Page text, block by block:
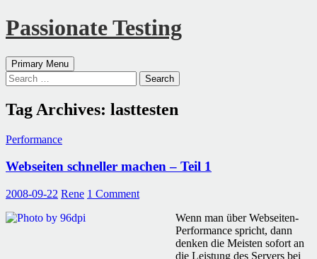
Passionate Testing
Search
Primary Menu Skip
to
content
Search
for:
Tag Archives: lasttesten
Performance
Webseiten schneller machen – Teil 1
2008-09-22 Rene 1 Comment
Wenn man über Webseiten-
Performance spricht, dann
denken die Meisten sofort an
die Leistung des Servers bei